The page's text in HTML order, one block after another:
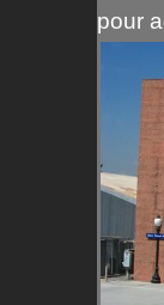
pour